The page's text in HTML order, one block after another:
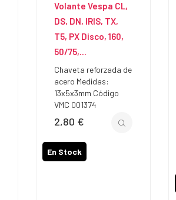
Volante Vespa CL,
DS, DN, IRIS, TX,
T5, PX Disco, 160,
50/75,...
Chaveta reforzada de
acero Medidas:
13x5x3mm Código
VMC 001374
Precio
2,80 €
En Stock